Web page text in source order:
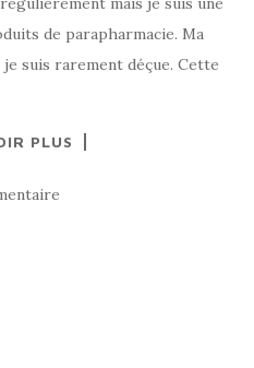
de parapharmacie. Ma
suis rarement déçue. Cette
PLUS